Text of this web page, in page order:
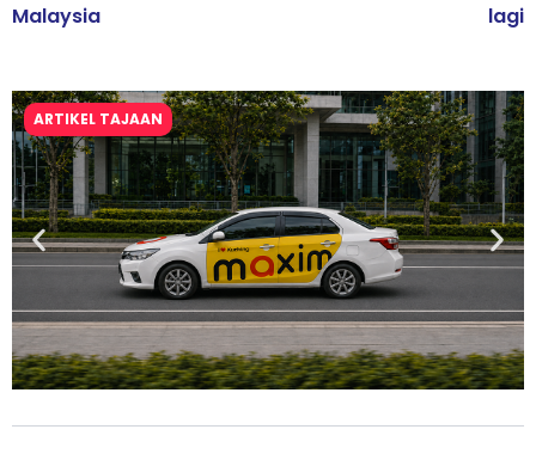
Malaysia
lagi
ARTIKEL TAJAAN